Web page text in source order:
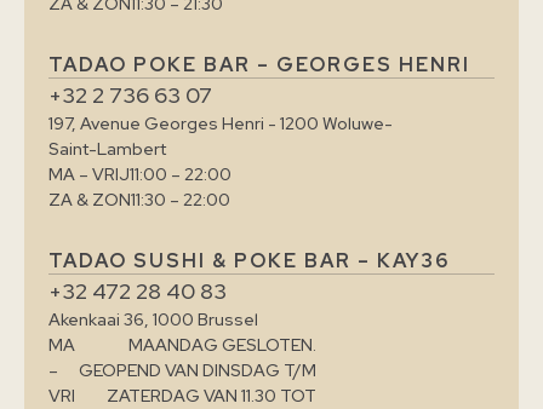
TADAO POKE BAR – GEORGES HENRI
+32 2 736 63 07
197, Avenue Georges Henri - 1200 Woluwe-
Saint-Lambert
MA – VRIJ11:00 – 22:00
ZA & ZON11:30 – 22:00
TADAO SUSHI & POKE BAR – KAY36
+32 472 28 40 83
Akenkaai 36, 1000 Brussel
MA
–
VRI
MAANDAG GESLOTEN.
GEOPEND VAN DINSDAG T/M
ZATERDAG VAN 11.30 TOT